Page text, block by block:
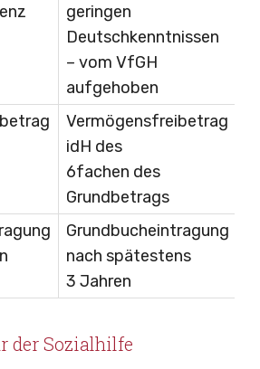
geringen
Deutschkenntnissen
– vom VfGH
aufgehoben
Vermögensfreibetrag
idH des
6fachen des
Grundbetrags
Grundbucheintragung
nach spätestens
3 Jahren
der Sozialhilfe